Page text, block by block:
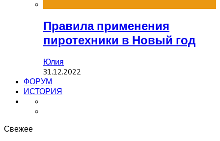
Правила применения
пиротехники в Новый год
Юлия
31.12.2022
ФОРУМ
ИСТОРИЯ
Свежее